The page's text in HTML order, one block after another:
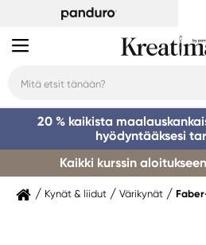
20 % kaikista
hyödyntääksesi
Kaikki kurssin
Kynät & liidut Värikynät